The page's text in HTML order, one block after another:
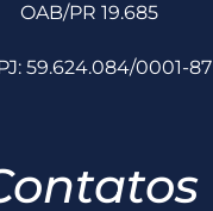
OAB/PR 19.685
59.624.084/0001-87